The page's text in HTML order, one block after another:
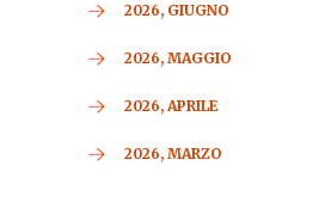
2026, GIUGNO
2026, MAGGIO
2026, APRILE
2026, MARZO